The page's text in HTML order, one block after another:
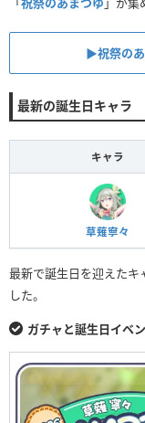
▶︎祝祭の
最新の誕生日キャラ
キャラ
草薙寧々
最新で誕生日を迎えたキ
した。
ガチャと誕生日イベ